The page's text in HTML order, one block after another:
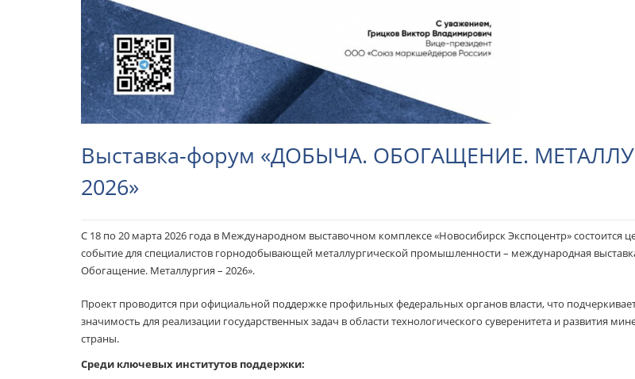
Выставка-форум «ДОБЫЧА. ОБОГАЩЕНИЕ.
2026»
С 18 по 20 марта 2026 года в Международном выставочном комплексе «Новосибирск Экспоцентр» состоится
событие для специалистов горнодобывающей металлургической промышленности – международная
Обогащение. Металлургия – 2026».
Проект проводится при официальной поддержке профильных федеральных органов власти, что
значимость для реализации государственных задач в области технологического суверенитета и развития
страны.
Среди ключевых институтов поддержки: